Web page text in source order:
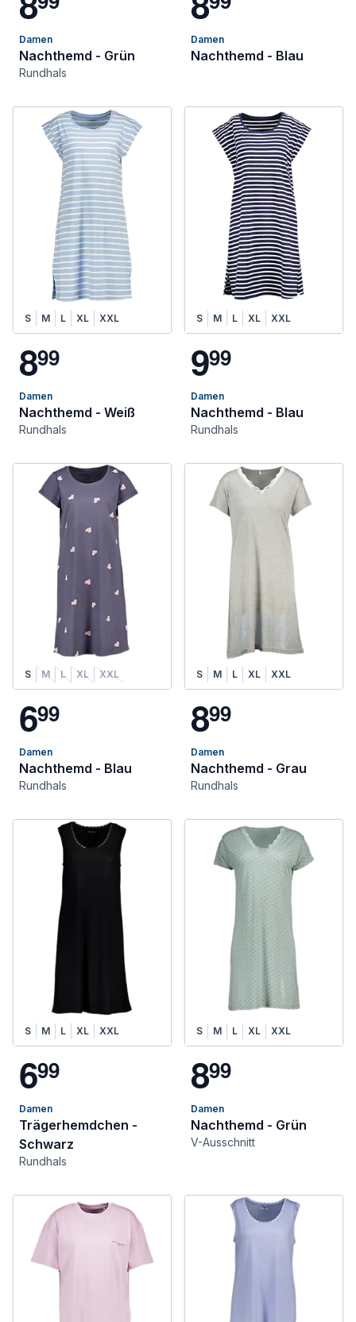
Damen
Nachthemd - Grün
Rundhals
Damen
Nachthemd - Blau
S M L XL XXL
899
Damen
Nachthemd - Weiß
Rundhals
S M L XL XXL
999
Damen
Nachthemd - Blau
Rundhals
S M L XL XXL
699
Damen
Nachthemd - Blau
Rundhals
S M L XL XXL
899
Damen
Nachthemd - Grau
Rundhals
S M L XL XXL
699
Damen
Trägerhemdchen -
Schwarz
Rundhals
S M L XL XXL
899
Damen
Nachthemd - Grün
V-Ausschnitt